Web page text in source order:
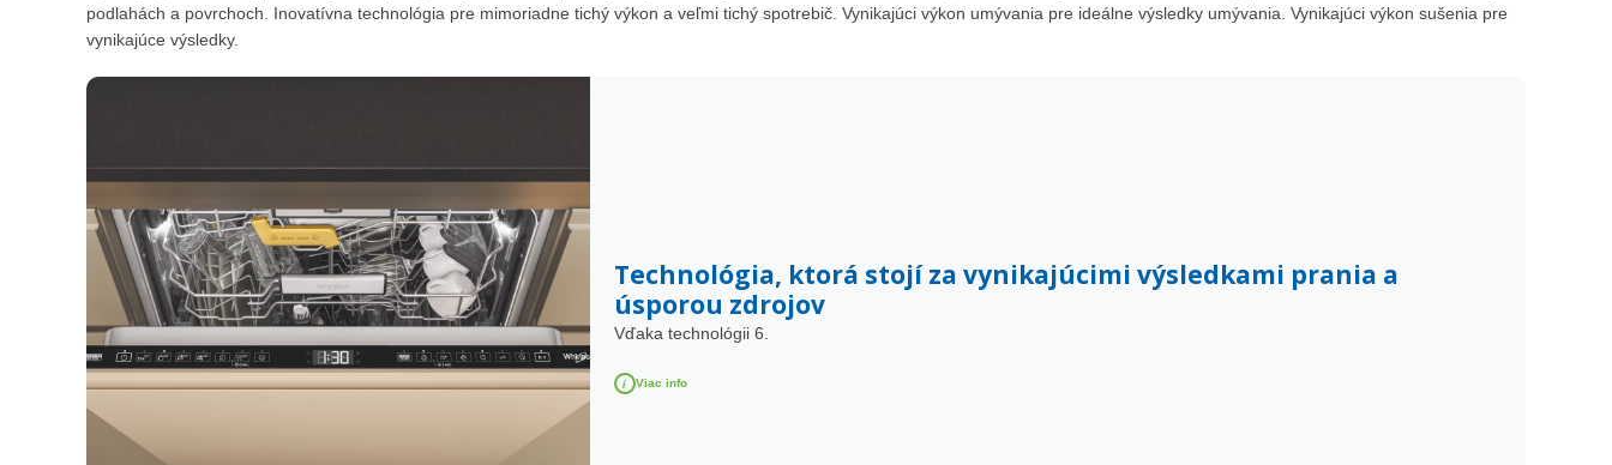
podlahách a povrchoch. Inovatívna technológia pre mimoriadne tichý výkon a veľmi tichý spotrebič. Vynikajúci výkon umývania pre ideálne výsledky umývania. Vynikajúci výkon sušenia pre
vynikajúce výsledky.
Technológia, ktorá stojí za vynikajúcimi výsledkami prania a
úsporou zdrojov
Vďaka technológii 6.
i Viac info